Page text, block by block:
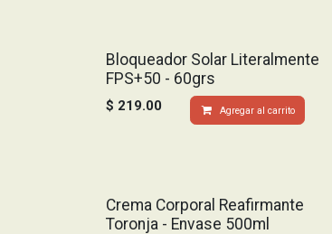
Bloqueador Solar Literalmente
FPS+50 - 60grs
$ 219.00 Agregar al carrito
Crema Corporal Reafirmante
Toronja - Envase 500ml